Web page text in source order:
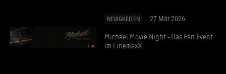
NEUIGKEITEN 27 Mär 2026
Michael Movie Night - Das Fan Event
im CinemaxX